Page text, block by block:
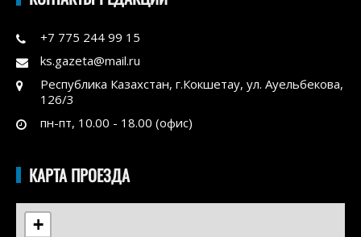
+7 775 244 99 15
ks.gazeta@mail.ru
Республика Казахстан, г.Кокшетау, ул. Ауельбекова,
126/3
пн-пт, 10.00 - 18.00 (офис)
КАРТА ПРОЕЗДА
+